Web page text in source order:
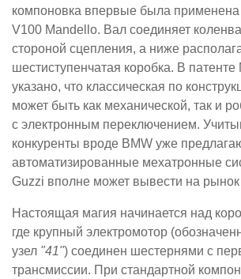
компоновка впервые была применена
V100 Mandello. Вал соединяет
стороной сцепления, а ниже
шестиступенчатая коробка. В патенте
указано, что классическая по
может быть как механической, так и
с электронным переключением.
конкуренты вроде BMW уже
автоматизированные мехатронные
Guzzi вполне может вывести на рынок
Настоящая магия начинается над
где крупный электромотор
узел "41") соединен шестернями с
трансмиссии. При стандартной